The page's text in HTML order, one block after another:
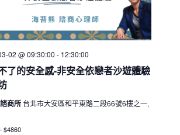
了的安全感-非安全依戀者沙遊體驗
02 @ 09:30:00 - 12:30:00
商所 台北市大安區和平東路二段66號6樓之一,
$4860